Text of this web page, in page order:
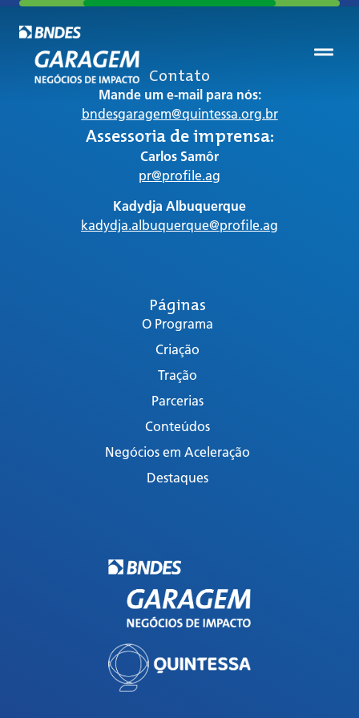
Páginas
O Programa
Criação
Tração
Parcerias
Conteúdos
Negócios em Aceleração
Destaques
Contato
Mande um e-mail para nós:
bndesgaragem@quintessa.org.br
Assessoria de imprensa:
Carlos Samôr
pr@profile.ag
Kadydja Albuquerque
kadydja.albuquerque@profile.ag